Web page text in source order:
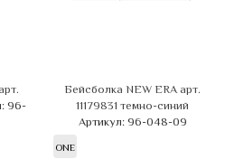
96-
Бейсболка NEW ERA арт.
11179831 темно-синий
Артикул: 96-048-09
ONE